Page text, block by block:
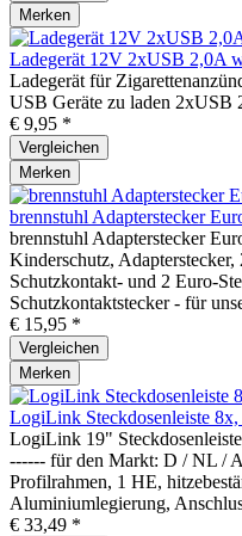
Merken
Ladegerät 12V 2xUSB 2,0A
Ladegerät für
USB Geräte zu laden 2xUSB
€ 9,95 *
Vergleichen
Merken
brennstuhl Adapterstecker
brennstuhl Adapterstecker
Kinderschutz,
Schutzkontakt- und 2 Euro-
Schutzkontaktstecker - für
€ 15,95 *
Vergleichen
Merken
LogiLink Steckdosenleiste
LogiLink 19"
------ für den Markt: D / NL /
Profilrahmen, 1 HE,
Aluminiumlegierung,
€ 33,49 *